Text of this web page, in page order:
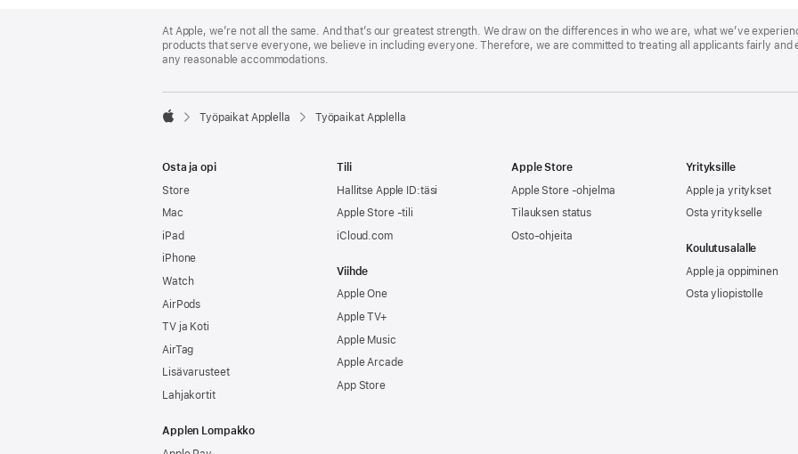
Footer
At Apple, we’re not all the same. And that’s our greatest strength. We draw on the differences in who we are, what we’ve
products that serve everyone, we believe in including everyone. Therefore, we are committed to treating all applicants fairly and
any reasonable accommodations.

Työpaikat Applella Työpaikat Applella
Osta ja opi
Store
Mac
iPad
iPhone
Watch
AirPods
TV ja Koti
AirTag
Lisävarusteet
Lahjakortit
Applen Lompakko
Tili
Hallitse Apple ID:täsi
Apple Store -tili
iCloud.com
Viihde
Apple One
Apple TV+
Apple Music
Apple Arcade
App Store
Apple Store
Apple Store -ohjelma
Tilauksen status
Osto-ohjeita
Yrityksille
Apple ja yritykset
Osta yritykselle
Koulutusalalle
Apple ja oppiminen
Osta yliopistolle